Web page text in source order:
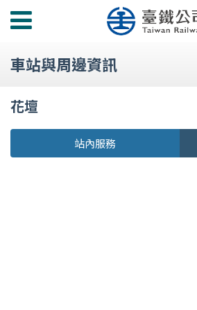
功
選
車站與周邊資訊
花壇
站內服務